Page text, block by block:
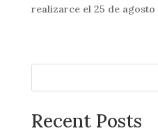
realizarce el 25 de agosto
Recent Posts